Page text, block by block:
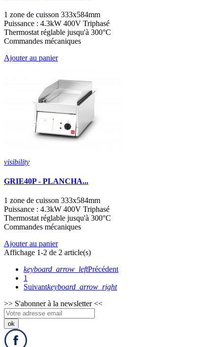
1 zone de cuisson 333x584mm
Puissance : 4.3kW 400V Triphasé
Thermostat réglable jusqu'à 300°C
Commandes mécaniques
Ajouter au panier
visibility
GRIE40P - PLANCHA...
1 zone de cuisson 333x584mm
Puissance : 4.3kW 400V Triphasé
Thermostat réglable jusqu'à 300°C
Commandes mécaniques
Ajouter au panier
Affichage 1-2 de 2 article(s)
keyboard_arrow_leftPrécédent
1
Suivantkeyboard_arrow_right
>> S'abonner à la newsletter<<